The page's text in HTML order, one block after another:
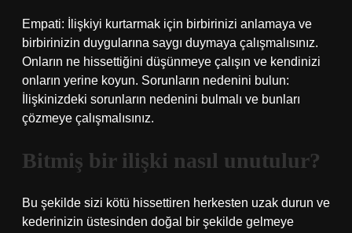
Empati: İlişkiyi kurtarmak için birbirinizi anlamaya ve
birbirinizin duygularına saygı duymaya çalışmalısınız.
Onların ne hissettiğini düşünmeye çalışın ve kendinizi
onların yerine koyun. Sorunların nedenini bulun:
İlişkinizdeki sorunların nedenini bulmalı ve bunları
çözmeye çalışmalısınız.
Bitmiş bir ilişki nasıl unutulur?
Bu şekilde sizi kötü hissettiren herkesten uzak durun ve
kederinizin üstesinden doğal bir şekilde gelmeye